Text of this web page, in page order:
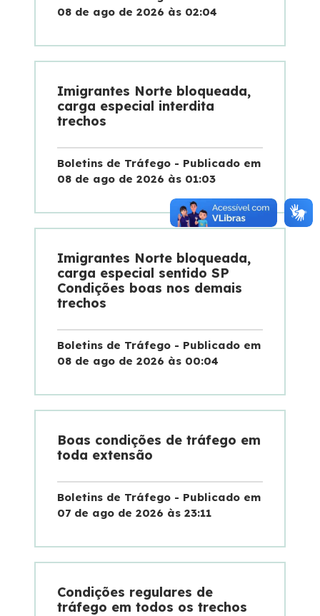
08 de ago de 2026 às 02:04
Imigrantes Norte bloqueada,
carga especial interdita
trechos
Boletins de Tráfego - Publicado em
08 de ago de 2026 às 01:03
Imigrantes Norte bloqueada,
carga especial sentido SP
Condições boas nos demais
trechos
Boletins de Tráfego - Publicado em
08 de ago de 2026 às 00:04
Boas condições de tráfego em
toda extensão
Boletins de Tráfego - Publicado em
07 de ago de 2026 às 23:11
Condições regulares de
tráfego em todos os trechos